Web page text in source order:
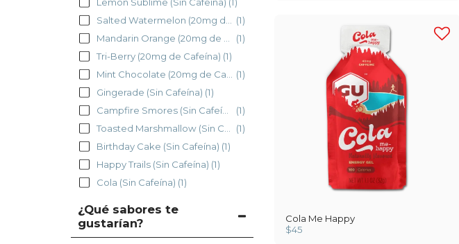
¿Qué sabores te
gustarían?
(1)
(1)
Tri-Berry (20mg de Cafeína) (1)
(1)
Gingerade (Sin Cafeína) (1)
Campfire Smores (Sin Cafeína)
(1)
(1)
Birthday Cake (Sin Cafeína) (1)
Happy Trails (Sin Cafeína) (1)
Cola (Sin Cafeína) (1)
Cola Me Happy
$45